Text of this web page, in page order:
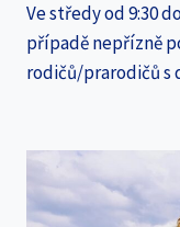
Ve středy od 9:30
případě nepřízně
rodičů/prarodičů s